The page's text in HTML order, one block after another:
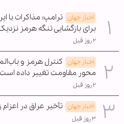
اخبار جهان ترامپ: مذاکرات با
برای بازگشایی تنگه هرمز
۲ روز قبل
اخبار جهان کنترل هرمز و
محور مقاومت تغییر داده است
۲ روز قبل
اخبار جهان تأخیر عراق در اعزام
۳ روز قبل